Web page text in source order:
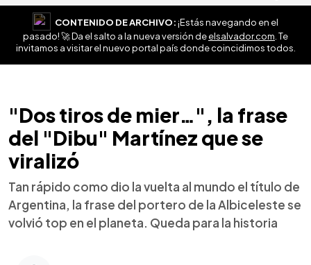
CONTENIDO DE ARCHIVO:¡Estás navegando en el
pasado! 🚀 Da el salto a la nueva versión deelsalvador.com . Te
invitamos a visitar el nuevo portal país donde coincidimos todos.
"Dos tiros de mier…", la frase
del "Dibu" Martínez que se
viralizó
Tan rápido como dio la vuelta al mundo el título de
Argentina, la frase del portero de la Albiceleste se
volvió top en el planeta. Queda para la historia